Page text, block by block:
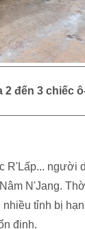
2 đến 3 chiếc
người
N'Jang.
tỉnh bị
định.